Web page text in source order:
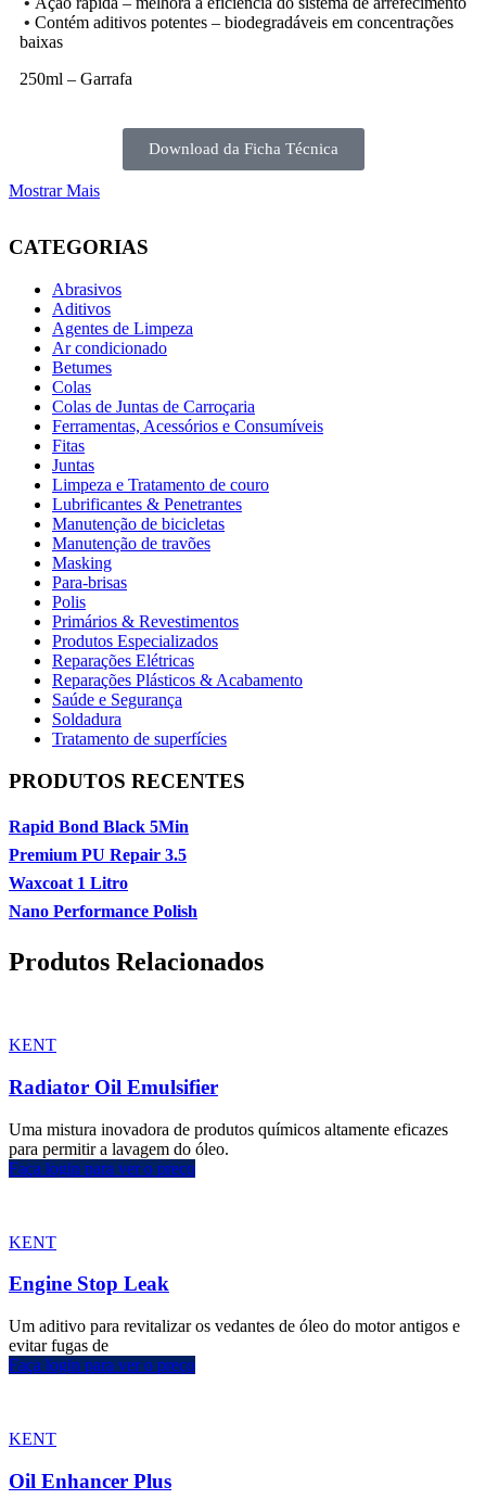
• Contém aditivos potentes – biodegradáveis em concentrações
baixas
250ml – Garrafa
Download da Ficha Técnica
Mostrar Mais
CATEGORIAS
Abrasivos
Aditivos
Agentes de Limpeza
Ar condicionado
Betumes
Colas
Colas de Juntas de Carroçaria
Ferramentas, Acessórios e Consumíveis
Fitas
Juntas
Limpeza e Tratamento de couro
Lubrificantes & Penetrantes
Manutenção de bicicletas
Manutenção de travões
Masking
Para-brisas
Polis
Primários & Revestimentos
Produtos Especializados
Reparações Elétricas
Reparações Plásticos & Acabamento
Saúde e Segurança
Soldadura
Tratamento de superfícies
PRODUTOS RECENTES
Rapid Bond Black 5Min
Premium PU Repair 3.5
Waxcoat 1 Litro
Nano Performance Polish
Produtos Relacionados
KENT
Radiator Oil Emulsifier
Uma mistura inovadora de produtos químicos altamente eficazes
para permitir a lavagem do óleo.
Faça login para ver o preço
KENT
Engine Stop Leak
Um aditivo para revitalizar os vedantes de óleo do motor antigos e
evitar fugas de
Faça login para ver o preço
KENT
Oil Enhancer Plus